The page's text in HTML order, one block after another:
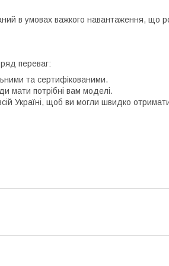
в умовах важкого навантаження, що
переваг:
та сертифікованими.
мати потрібні вам моделі.
Україні, щоб ви могли швидко